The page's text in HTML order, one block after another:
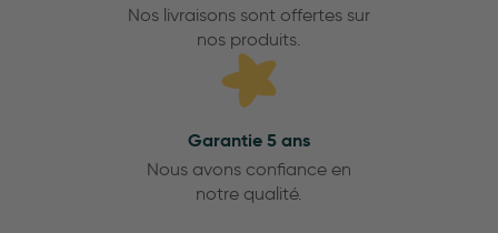
Nos livraisons sont offertes sur
nos produits.
Garantie 5 ans
Nous avons confiance en
notre qualité.